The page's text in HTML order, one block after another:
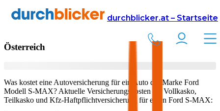
durchblicker.at – Startseite
Versicherung Autoversicherung Ford
Ford S-MAX
in
Österreich
Was kostet eine Autoversicherung für ein Auto der Marke Ford
Modell S-MAX? Aktuelle Versicherungskosten für Vollkasko,
Teilkasko und Kfz-Haftpflichtversicherung für einen Ford S-MAX: